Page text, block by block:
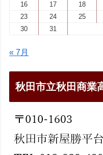
16
17 18
23
24 25
30
31
« 7月
秋田市立秋田商業